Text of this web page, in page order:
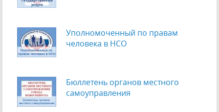
Уполномоченный по правам
человека в НСО
Бюллетень органов местного
самоуправления